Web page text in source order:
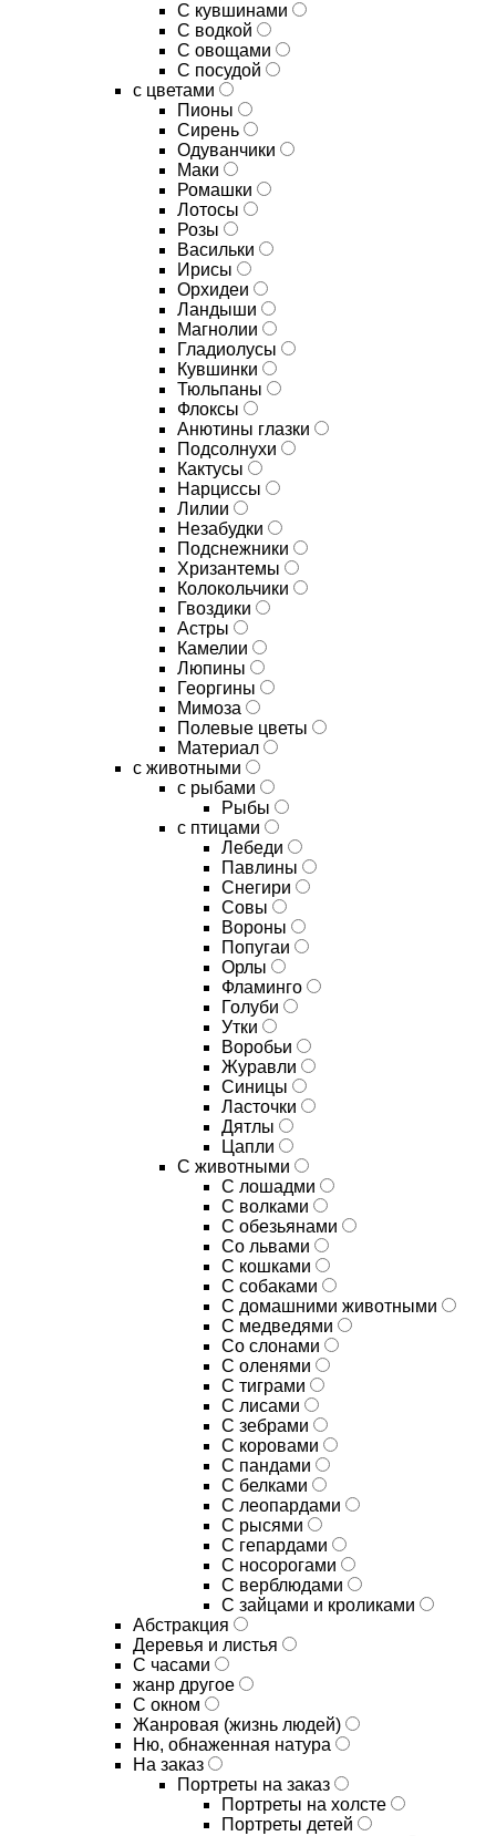
C кувшинами
C водкой
C овощами
C посудой
с цветами
Пионы
Сирень
Одуванчики
Маки
Ромашки
Лотосы
Розы
Васильки
Ирисы
Орхидеи
Ландыши
Магнолии
Гладиолусы
Кувшинки
Тюльпаны
Флоксы
Анютины глазки
Подсолнухи
Кактусы
Нарциссы
Лилии
Незабудки
Подснежники
Хризантемы
Колокольчики
Гвоздики
Астры
Камелии
Люпины
Георгины
Мимоза
Полевые цветы
Материал
с животными
с рыбами
Рыбы
с птицами
Лебеди
Павлины
Снегири
Совы
Вороны
Попугаи
Орлы
Фламинго
Голуби
Утки
Воробьи
Журавли
Синицы
Ласточки
Дятлы
Цапли
С животными
С лошадми
С волками
С обезьянами
Со львами
С кошками
С собаками
С домашними животными
С медведями
Со слонами
С оленями
С тиграми
С лисами
С зебрами
С коровами
С пандами
С белками
С леопардами
С рысями
С гепардами
С носорогами
С верблюдами
С зайцами и кроликами
Абстракция
Деревья и листья
С часами
жанр другое
С окном
Жанровая (жизнь людей)
Ню, обнаженная натура
На заказ
Портреты на заказ
Портреты на холсте
Портреты детей